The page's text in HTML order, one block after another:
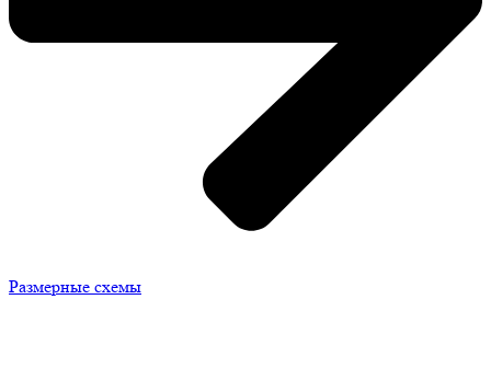
Размерные схемы